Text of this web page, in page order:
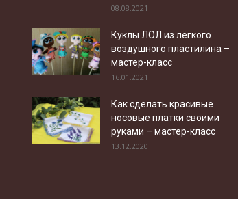
08.08.2021
Куклы ЛОЛ из лёгкого
воздушного пластилина –
мастер-класс
16.01.2021
Как сделать красивые
носовые платки своими
руками – мастер-класс
13.12.2020